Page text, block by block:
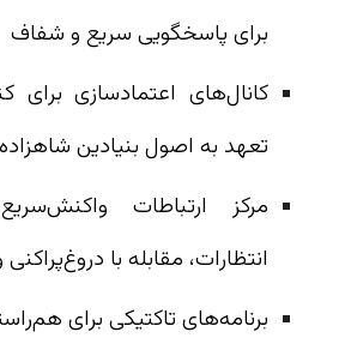
برای پاسخگویی سریع و شفاف
کانال‌های اعتمادسازی برای
تعهد به اصول بنیادین شاهزاده
مرکز ارتباطات
انتظارات، مقابله با
برنامه‌های تاکتیکی برای